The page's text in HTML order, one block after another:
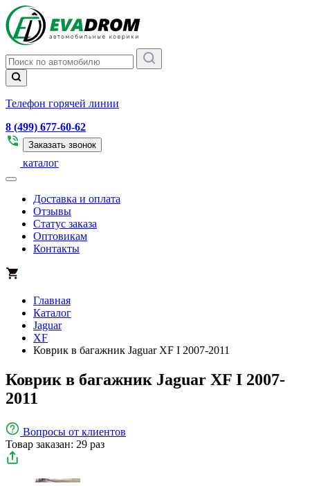
Телефон горячей линии
8 (499) 677-60-62
Заказать звонок
каталог
Доставка и оплата
Отзывы
Статус заказа
Оптовикам
Контакты
Главная
Каталог
Jaguar
XF
Коврик в багажник Jaguar XF I 2007-2011
Коврик в багажник Jaguar XF I 2007-
2011
Вопросы от клиентов
Товар заказан: 29 раз